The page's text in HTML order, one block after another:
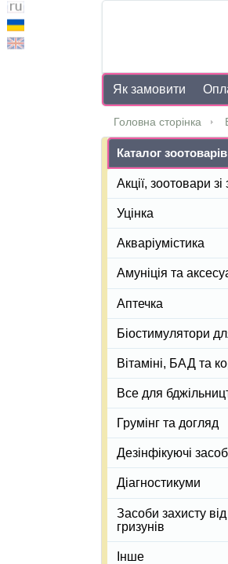
Як замовити
Головна сторінка
Каталог зоотоварів
Акції, зоотовари
Уцінка
Акваріумістика
Амуніція та
Аптечка
Біостимулятори
Вітаміні, БАД та
Все для
Грумінг та догляд
Дезінфікуючі
Діагностикуми
Засоби захисту
гризунів
Інше